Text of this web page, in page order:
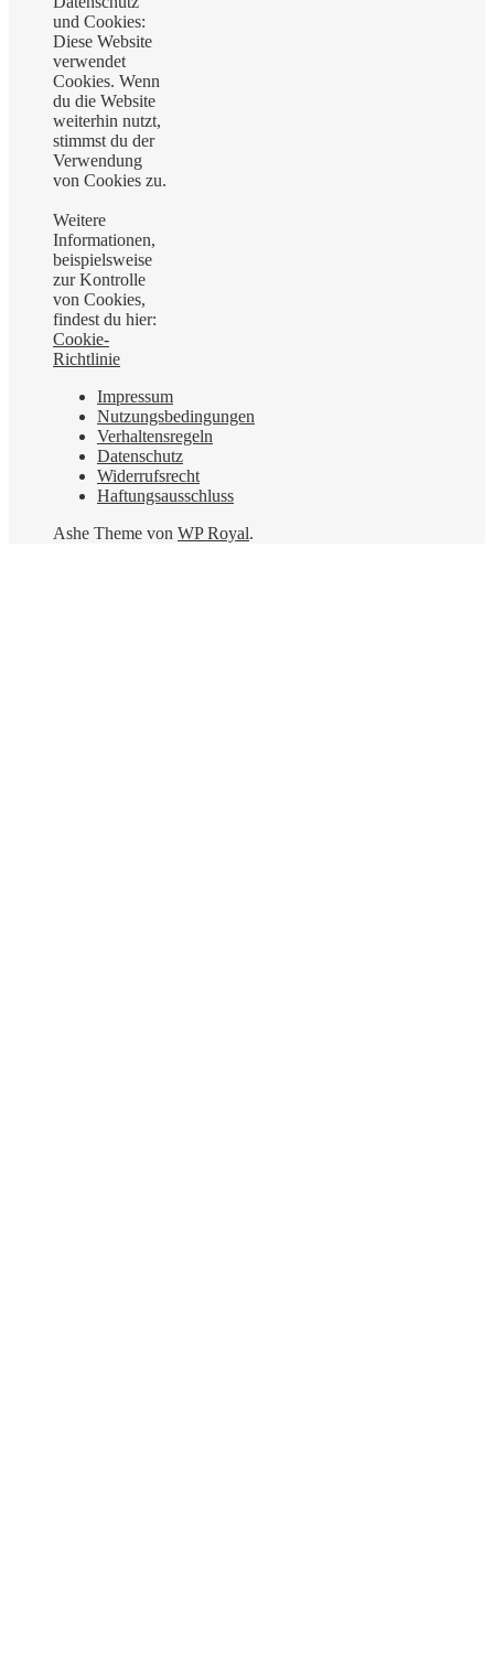
und Cookies:
Diese Website
verwendet
Cookies. Wenn
du die Website
weiterhin nutzt,
stimmst du der
Verwendung
von Cookies zu.
Weitere
Informationen,
beispielsweise
zur Kontrolle
von Cookies,
findest du hier:
Cookie-
Richtlinie
Impressum
Nutzungsbedingungen
Verhaltensregeln
Datenschutz
Widerrufsrecht
Haftungsausschluss
Ashe Theme von WP Royal.